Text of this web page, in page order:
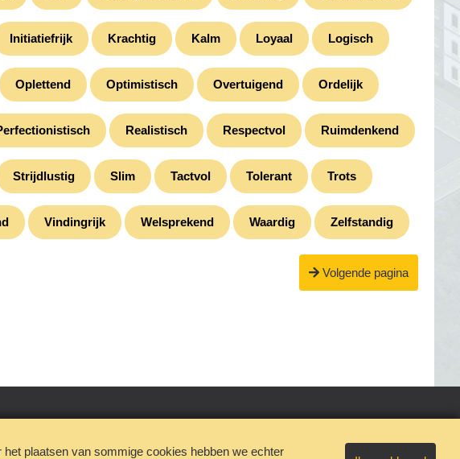
Initiatiefrijk Krachtig Kalm Loyaal Logisch
Oplettend Optimistisch Overtuigend Ordelijk
Realistisch Respectvol Ruimdenkend
Strijdlustig Slim Tactvol Tolerant Trots
Vindingrijk Welsprekend Waardig Zelfstandig
Volgende pagina
plaatsen van sommige cookies hebben we echter